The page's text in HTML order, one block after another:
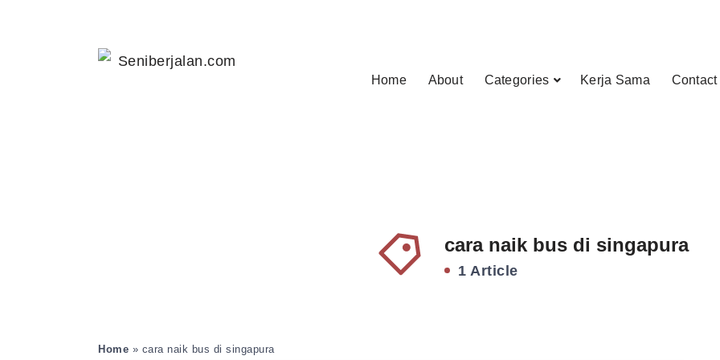
Home About Categories Kerja Sama Contact
cara naik bus di singapura
1 Article
Home » cara naik bus di singapura